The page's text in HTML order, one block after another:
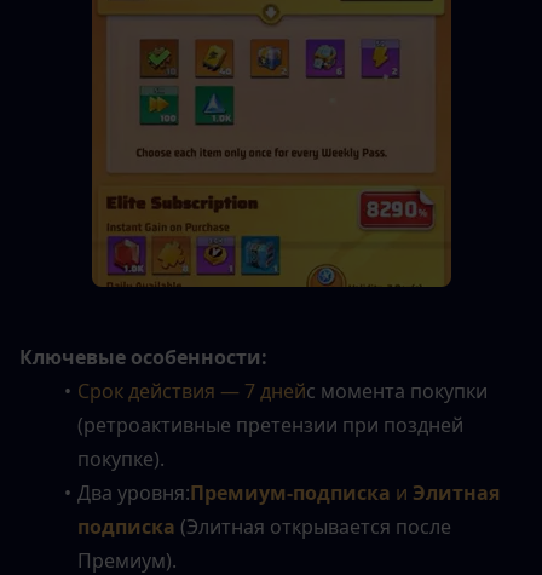
Ключевые особенности:
Срок действия — 7 днейс момента покупки
(ретроактивные претензии при поздней
покупке).
Два уровня:Премиум-подписка и Элитная
подписка (Элитная открывается после
Премиум).